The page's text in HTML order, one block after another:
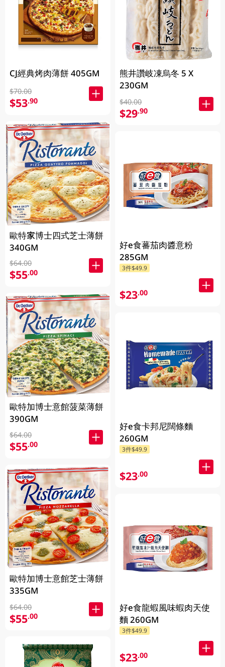
CJ經典烤肉薄餅 405GM
$70.00
$53.90
歐特家博士四式芝士薄餅
340GM
$64.00
$55.00
歐特加博士意館菠菜薄餅
390GM
$64.00
$55.00
歐特加博士意館芝士薄餅
335GM
$64.00
$55.00
熊井讚岐凍烏冬 5 X
230GM
$40.00
$29.90
好e食蕃茄肉醬意粉
285GM
3件$49.9
$23.00
好e食卡邦尼闊條麵
260GM
3件$49.9
$23.00
好e食龍蝦風味蝦肉天使
麵 260GM
3件$49.9
$23.00